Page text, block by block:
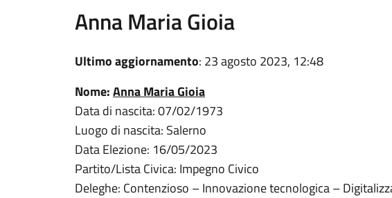
Anna Maria Gioia
Ultimo aggiornamento: 23 agosto 2023, 12:48
Nome:Anna Maria Gioia
Data di nascita: 07/02/1973
Luogo di nascita: Salerno
Data Elezione: 16/05/2023
Partito/Lista Civica: Impegno Civico
Deleghe: Contenzioso – Innovazione tecnologica –